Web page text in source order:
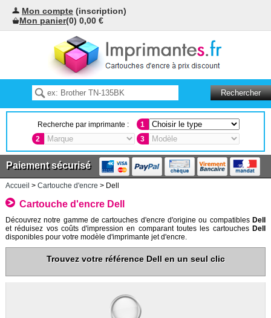
Mon compte (inscription)
Mon panier(0) 0,00 €
Recherche par imprimante :
1
2
3
Paiement sécurisé
Accueil > Cartouche d'encre > Dell
Cartouche d'encre Dell
Découvrez notre gamme de cartouches d'encre d'origine ou compatiblesDell
et réduisez vos coûts d'impression en comparant toutes les cartouchesDell
disponibles pour votre modèle d'imprimante jet d'encre.
Trouvez votre référence Dell en un seul clic